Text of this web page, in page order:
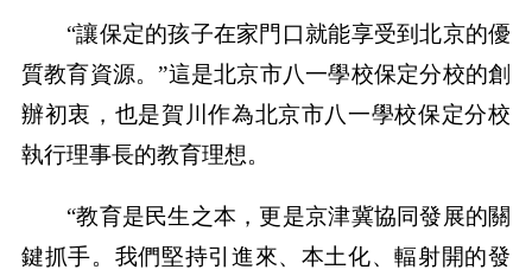
“讓保定的孩子在家門口就能享受到北京的優
質教育資源。”這是北京市八一學校保定分校的創
辦初衷，也是賀川作為北京市八一學校保定分校
執行理事長的教育理想。
“教育是民生之本，更是京津冀協同發展的關
鍵抓手。我們堅持引進來、本土化、輻射開的發